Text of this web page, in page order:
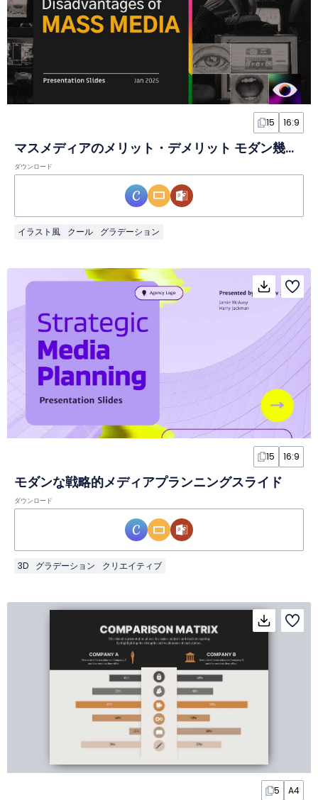
15 16:9
マスメディアのメリット・デメリット モダン幾何学グラデーションスライド
ダウンロード
イラスト風 クール グラデーション
15 16:9
モダンな戦略的メディアプランニングスライド
ダウンロード
3D グラデーション クリエイティブ
5 A4